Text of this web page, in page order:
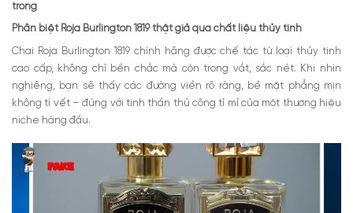
trong
Phân biệt Roja Burlington 1819 thật giả qua chất liệu thủy tinh
Chai Roja Burlington 1819 chính hãng được chế tác từ loại thủy tinh
cao cấp, không chỉ bền chắc mà còn trong vắt, sắc nét. Khi nhìn
nghiêng, bạn sẽ thấy các đường viền rõ ràng, bề mặt phẳng mịn
không tì vết – đúng với tinh thần thủ công tỉ mỉ của một thương hiệu
niche hàng đầu.